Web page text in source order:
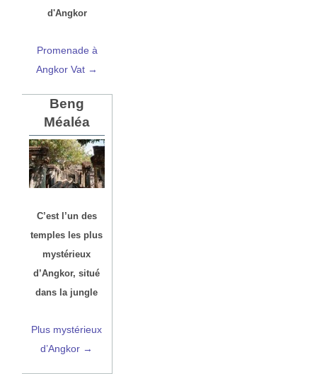
d'Angkor
Promenade à
Angkor Vat →
Beng
Méaléa
C’est l’un des
temples les plus
mystérieux
d’Angkor, situé
dans la jungle
Plus mystérieux
d’Angkor →